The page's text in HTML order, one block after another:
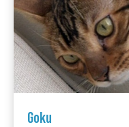
Goku